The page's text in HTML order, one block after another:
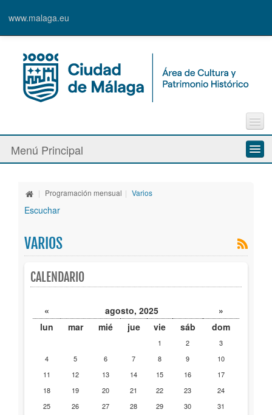
www.malaga.eu
Contacto
Quejas y Sugerencias
Menú Principal
Espacios culturales
Actividades
Publicaciones
Trámites
| Programación mensual | Varios
Escuchar
VARIOS
CALENDARIO
« agosto, 2025
»
lun
mar mié jue vie sáb dom
1 2
3
4
5 6 7 8 9
10
11
12 13 14 15 16
17
18
19 20 21 22 23
24
25
26 27 28 29 30 31